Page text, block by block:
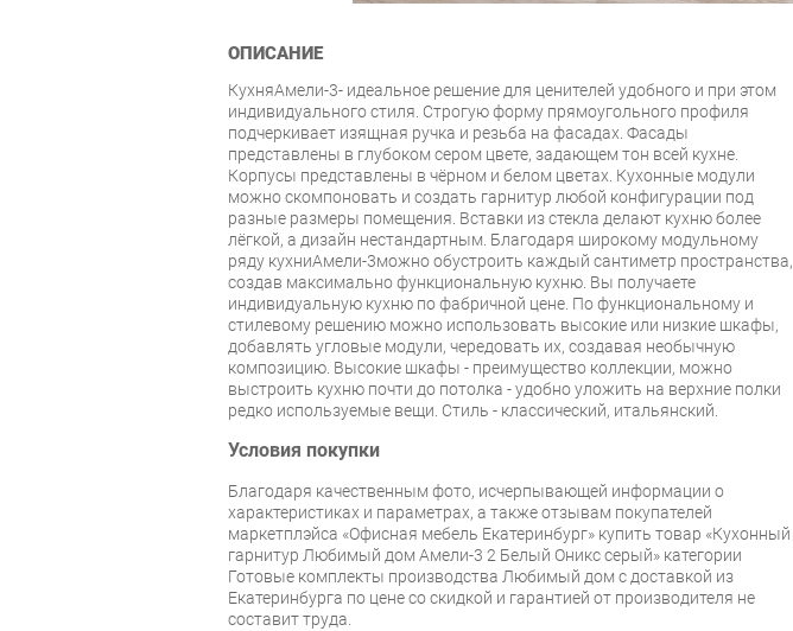
ОПИСАНИЕ
КухняАмели-3- идеальное решение для ценителей удобного и при этом
индивидуального стиля. Строгую форму прямоугольного профиля
подчеркивает изящная ручка и резьба на фасадах. Фасады
представлены в глубоком сером цвете, задающем тон всей кухне.
Корпусы представлены в чёрном и белом цветах. Кухонные модули
можно скомпоновать и создать гарнитур любой конфигурации под
разные размеры помещения. Вставки из стекла делают кухню более
лёгкой, а дизайн нестандартным. Благодаря широкому модульному
ряду кухниАмели-3можно обустроить каждый сантиметр пространства,
создав максимально функциональную кухню. Вы получаете
индивидуальную кухню по фабричной цене. По функциональному и
стилевому решению можно использовать высокие или низкие шкафы,
добавлять угловые модули, чередовать их, создавая необычную
композицию. Высокие шкафы - преимущество коллекции, можно
выстроить кухню почти до потолка - удобно уложить на верхние полки
редко используемые вещи. Стиль - классический, итальянский.
Условия покупки
Благодаря качественным фото, исчерпывающей информации о
характеристиках и параметрах, а также отзывам покупателей
маркетплэйса «Офисная мебель Екатеринбург» купить товар «Кухонный
гарнитур Любимый дом Амели-3 2 Белый Оникс серый» категории
Готовые комплекты производства Любимый дом с доставкой из
Екатеринбурга по цене со скидкой и гарантией от производителя не
составит труда.